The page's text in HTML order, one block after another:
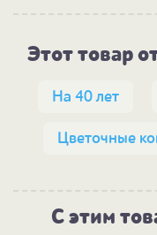
Этот товар
На 40 лет
Цветочные
С этим